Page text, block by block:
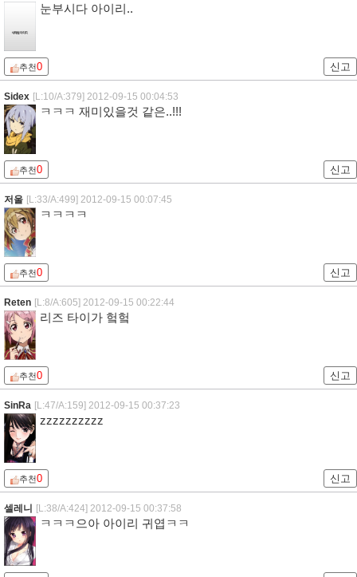
눈부시다 아이리..
추천0 신고
Sidex [L:10/A:379] 2012-09-15 00:04:53
ㅋㅋㅋ 재미있을것 같은..!!!
추천0 신고
저울 [L:33/A:499] 2012-09-15 00:07:45
ㅋㅋㅋㅋ
추천0 신고
Reten [L:8/A:605] 2012-09-15 00:22:44
리즈 타이가 헠헠
추천0 신고
SinRa [L:47/A:159] 2012-09-15 00:37:23
zzzzzzzzzz
추천0 신고
셀레니 [L:38/A:424] 2012-09-15 00:37:58
ㅋㅋㅋ으아 아이리 귀엽ㅋㅋ